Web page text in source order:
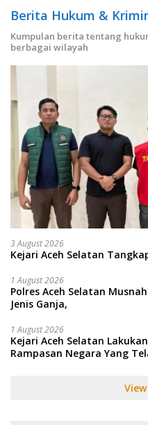
Berita Hukum &
Kumpulan berita tentang
berbagai wilayah
3 August 2026
Kejari Aceh Selatan
1 August 2026
Polres Aceh Selatan
Jenis Ganja,
1 August 2026
Kejari Aceh Selatan
Rampasan Negara Yang